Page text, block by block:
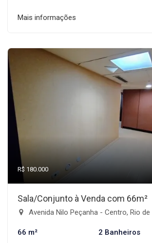
Mais informações
R$ 180.000
Sala/Conjunto à Venda com 66m²
Avenida Nilo Peçanha - Centro, Rio
66 m² 2 Banheiros